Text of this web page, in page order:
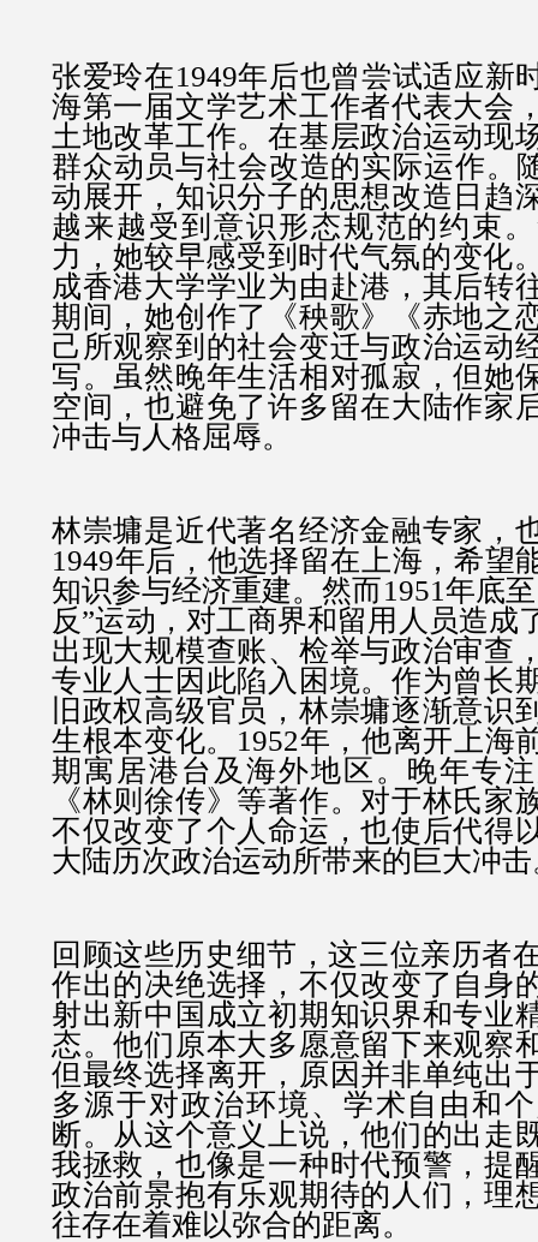
张爱玲在1949年后也曾尝试适应新
海第一届文学艺术工作者代表大会
土地改革工作。在基层政治运动现
群众动员与社会改造的实际运作。
动展开，知识分子的思想改造日趋
越来越受到意识形态规范的约束
力，她较早感受到时代气氛的变化
成香港大学学业为由赴港，其后转
期间，她创作了《秧歌》《赤地之
己所观察到的社会变迁与政治运动
写。虽然晚年生活相对孤寂，但她
空间，也避免了许多留在大陆作家
冲击与人格屈辱。
林崇墉是近代著名经济金融专家，
1949年后，他选择留在上海，希望
知识参与经济重建。然而1951年底
反”运动，对工商界和留用人员造成
出现大规模查账、检举与政治审查
专业人士因此陷入困境。作为曾长
旧政权高级官员，林崇墉逐渐意识
生根本变化。1952年，他离开上海
期寓居港台及海外地区。晚年专
《林则徐传》等著作。对于林氏家
不仅改变了个人命运，也使后代得
大陆历次政治运动所带来的巨大冲
回顾这些历史细节，这三位亲历者
作出的决绝选择，不仅改变了自身
射出新中国成立初期知识界和专业
态。他们原本大多愿意留下来观察
但最终选择离开，原因并非单纯出
多源于对政治环境、学术自由和
断。从这个意义上说，他们的出走
我拯救，也像是一种时代预警，提
政治前景抱有乐观期待的人们，理
往存在着难以弥合的距离。